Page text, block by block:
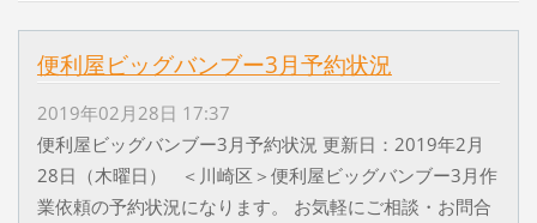
便利屋ビッグバンブー3月予約状況
2019年02月28日 17:37
便利屋ビッグバンブー3月予約状況 更新日：2019年2月
28日（木曜日） ＜川崎区＞便利屋ビッグバンブー3月作
業依頼の予約状況になります。 お気軽にご相談・お問合